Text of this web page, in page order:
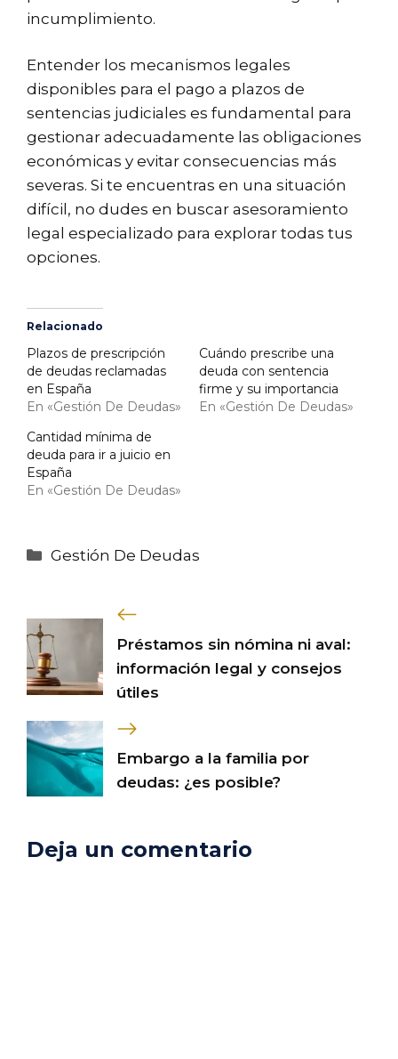
incumplimiento.
Entender los mecanismos legales
disponibles para el pago a plazos de
sentencias judiciales es fundamental para
gestionar adecuadamente las obligaciones
económicas y evitar consecuencias más
severas. Si te encuentras en una situación
difícil, no dudes en buscar asesoramiento
legal especializado para explorar todas tus
opciones.
Relacionado
Plazos de prescripción
de deudas reclamadas
en España
En «Gestión De Deudas»
Cuándo prescribe una
deuda con sentencia
firme y su importancia
En «Gestión De Deudas»
Cantidad mínima de
deuda para ir a juicio en
España
En «Gestión De Deudas»
Categorías
Gestión De Deudas
Préstamos sin nómina ni aval:
información legal y consejos
útiles
Embargo a la familia por
deudas: ¿es posible?
Deja un comentario